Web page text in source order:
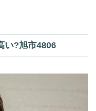
い?旭市4806